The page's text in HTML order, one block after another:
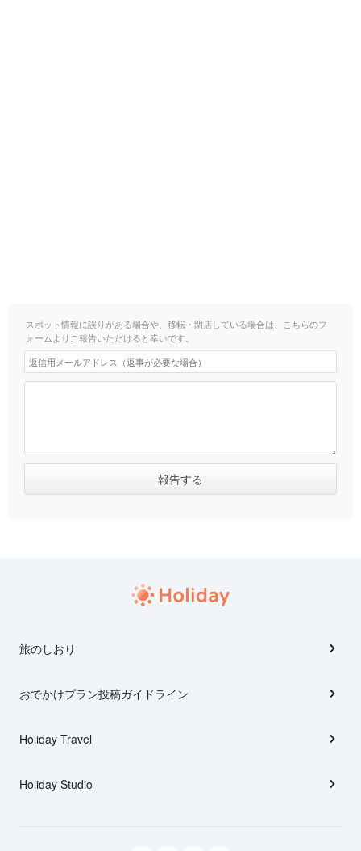
スポット情報に誤りがある場合や、移転・閉店している場合は、こちらのフ
ォームよりご報告いただけると幸いです。
旅のしおり
おでかけプラン投稿ガイドライン
Holiday Travel
Holiday Studio